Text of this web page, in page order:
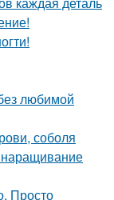
любимой
соболя
наращивание
Просто